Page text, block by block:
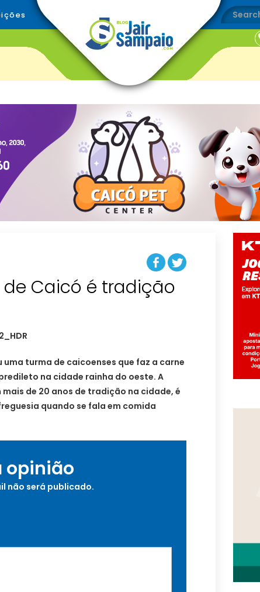
Caicó é tradição
uma turma de caicoenses que faz a carne
na cidade rainha do oeste. A
de 20 anos de tradição na cidade, é
quando se fala em comida
opinião
não será publicado.